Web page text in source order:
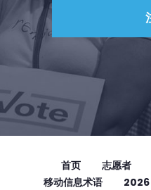
首页 志愿者
移动信息术语